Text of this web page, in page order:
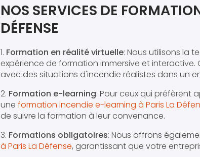
NOS SERVICES DE
DÉFENSE
1. Formation en réalité virtuelle: Nous utilisons la
expérience de formation immersive et
avec des situations d'incendie réalistes dans un
2. Formation e-learning: Pour ceux qui préfèrent
une formation incendie e-learning à Paris La
de suivre la formation à leur convenance.
3. Formations obligatoires: Nous offrons
à Paris La Défense, garantissant que votre